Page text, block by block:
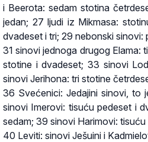
i Beerota: sedam stotina
jedan; 27 ljudi iz Mikmasa:
dvadeset i tri; 29 nebonski
31 sinovi jednoga drugog Elama:
stotine i dvadeset; 33 sinovi
sinovi Jerihona: tri stotine
36 Svećenici: Jedajini sinovi, to
sinovi Imerovi: tisuću pedeset i
sedam; 39 sinovi Harimovi: tisuću
40 Leviti: sinovi Ješuini i